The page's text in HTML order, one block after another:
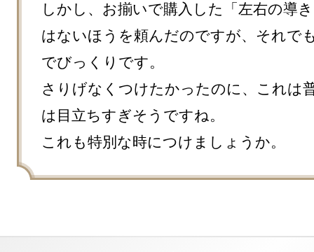
しかし、お揃いで購入した「左右の導
はないほうを頼んだのですが、それで
でびっくりです。
さりげなくつけたかったのに、これは
は目立ちすぎそうですね。
これも特別な時につけましょうか。